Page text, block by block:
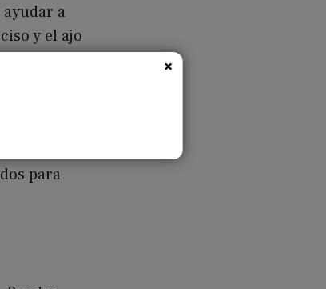
a
y el ajo
flores
para